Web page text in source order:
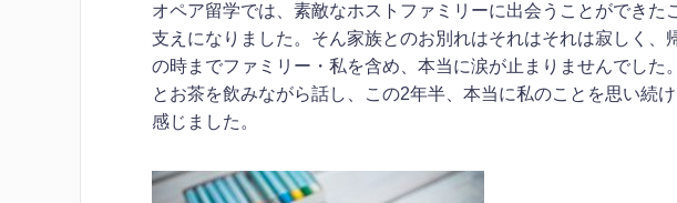
オペア留学では、素敵なホストファミリーに出会うことができた
支えになりました。そん家族とのお別れはそれはそれは寂しく、
の時までファミリー・私を含め、本当に涙が止まりませんでした
とお茶を飲みながら話し、この2年半、本当に私のことを思い続
感じました。